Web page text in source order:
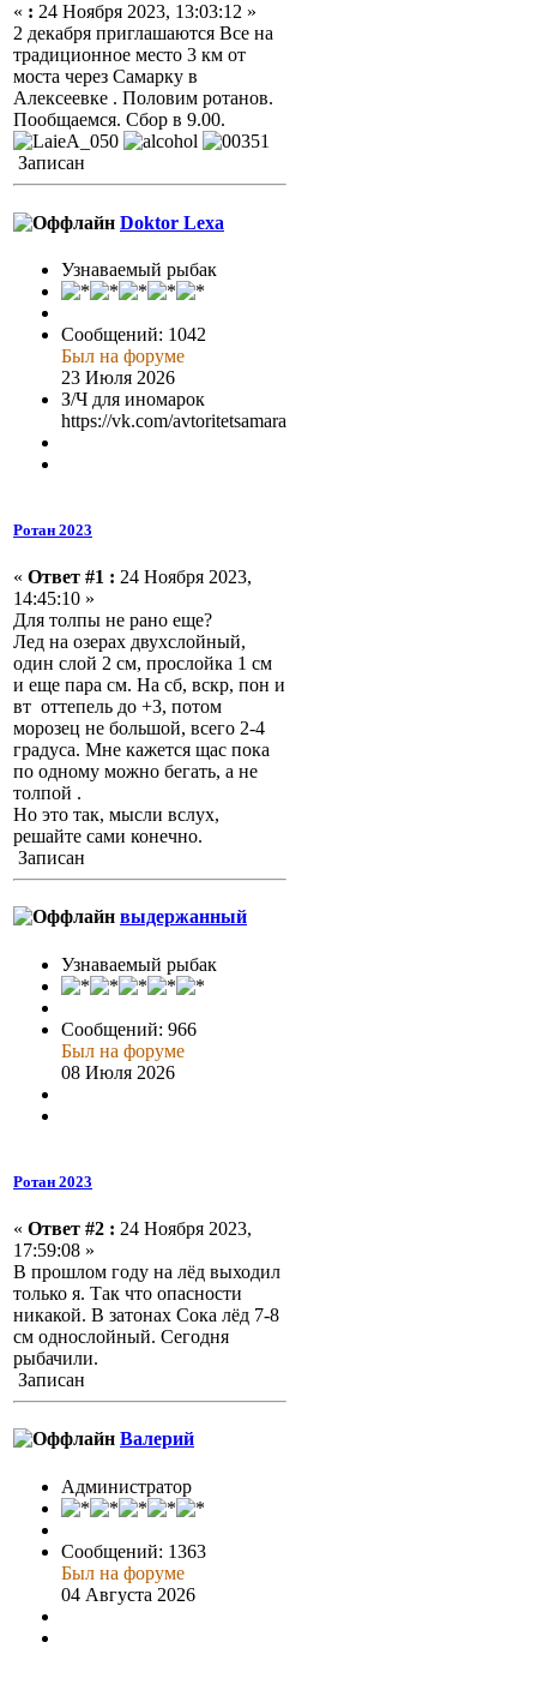
« : 24 Ноября 2023, 13:03:12 »
2 декабря приглашаются Все на
традиционное место 3 км от
моста через Самарку в
Алексеевке . Половим ротанов.
Пообщаемся. Сбор в 9.00.
Записан
Doktor Lexa
Узнаваемый рыбак
Сообщений: 1042
Был на форуме
23 Июля 2026
З/Ч для иномарок
https://vk.com/avtoritetsamara
Ротан 2023
« Ответ #1 : 24 Ноября 2023,
14:45:10 »
Для толпы не рано еще?
Лед на озерах двухслойный,
один слой 2 см, прослойка 1 см
и еще пара см. На сб, вскр, пон и
вт оттепель до +3, потом
морозец не большой, всего 2-4
градуса. Мне кажется щас пока
по одному можно бегать, а не
толпой .
Но это так, мысли вслух,
решайте сами конечно.
Записан
выдержанный
Узнаваемый рыбак
Сообщений: 966
Был на форуме
08 Июля 2026
Ротан 2023
« Ответ #2 : 24 Ноября 2023,
17:59:08 »
В прошлом году на лёд выходил
только я. Так что опасности
никакой. В затонах Сока лёд 7-8
см однослойный. Сегодня
рыбачили.
Записан
Валерий
Администратор
Сообщений: 1363
Был на форуме
04 Августа 2026